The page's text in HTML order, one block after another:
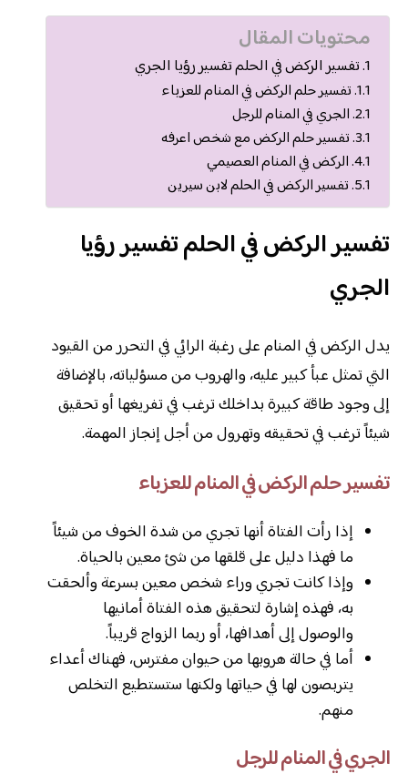
محتويات المقال
تفسير الركض في الحلم تفسير رؤيا الجري
تفسير حلم الركض في المنام للعزباء
الجري في المنام للرجل
تفسير حلم الركض مع شخص اعرفه
الركض في المنام العصيمي
تفسير الركض في الحلم لابن سيرين
تفسير الركض في الحلم تفسير رؤيا
الجري
يدل الركض في المنام على رغبة الرائي في التحرر من القيود
التي تمثل عبأ كبير عليه، والهروب من مسؤلياته، بالإضافة
إلى وجود طاقة كبيرة بداخلك ترغب في تفريغها أو تحقيق
شيئاً ترغب في تحقيقه وتهرول من أجل إنجاز المهمة.
تفسير حلم الركض في المنام للعزباء
إذا رأت الفتاة أنها تجري من شدة الخوف من شيئاً
ما فهذا دليل على قلقها من شئ معين بالحياة.
وإذا كانت تجري وراء شخص معين بسرعة وألحقت
به، فهذه إشارة لتحقيق هذه الفتاة أمانيها
والوصول إلى أهدافها، أو ربما الزواج قريباً.
أما في حالة هروبها من حيوان مفترس، فهناك أعداء
يتربصون لها في حياتها ولكنها ستستطيع التخلص
منهم.
الجري في المنام للرجل